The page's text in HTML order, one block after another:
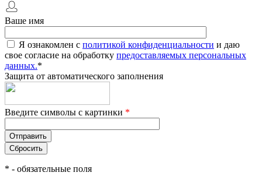
Ваше имя
Я ознакомлен с политикой конфиденциальности и даю
свое согласие на обработку предоставляемых персональных
данных.*
Защита от автоматического заполнения
Введите символы с картинки *
* - обязательные поля